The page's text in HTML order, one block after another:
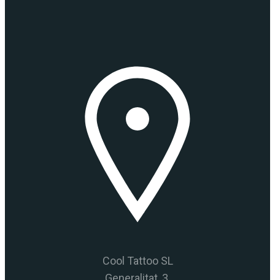
Cool Tattoo SL